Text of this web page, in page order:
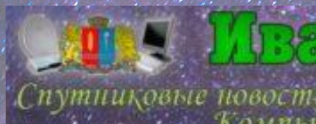
Перейти
к
содержимому